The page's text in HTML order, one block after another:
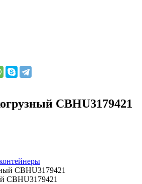
CBHU3179421
CBHU3179421
CBHU3179421